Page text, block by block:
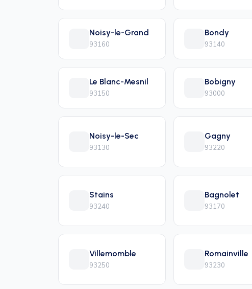
Noisy-le-Grand
93160
Bondy
93140
Le Blanc-Mesnil
93150
Bobigny
93000
Noisy-le-Sec
93130
Gagny
93220
Stains
93240
Bagnolet
93170
Villemomble
93250
Romainville
93230